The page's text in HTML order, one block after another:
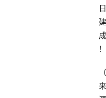
日
建
成
！
（
来